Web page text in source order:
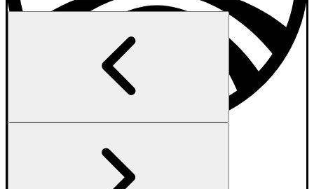
Vous cherchez un job
Explorer les entreprises